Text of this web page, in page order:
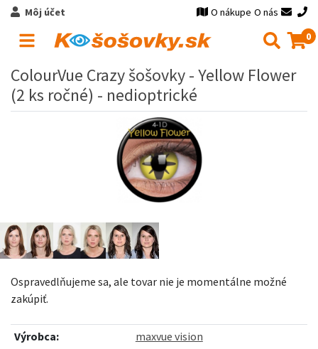
Môj účet O nákupe O nás
0
ColourVue Crazy šošovky - Yellow Flower
(2 ks ročné) - nedioptrické
Ospravedlňujeme sa, ale tovar nie je momentálne možné
zakúpiť.
Výrobca: maxvue vision